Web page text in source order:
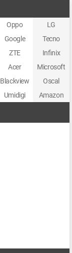
Oppo
LG
Google
Tecno
ZTE
Infinix
Acer
Microsoft
Blackview
Oscal
Umidigi Amazon